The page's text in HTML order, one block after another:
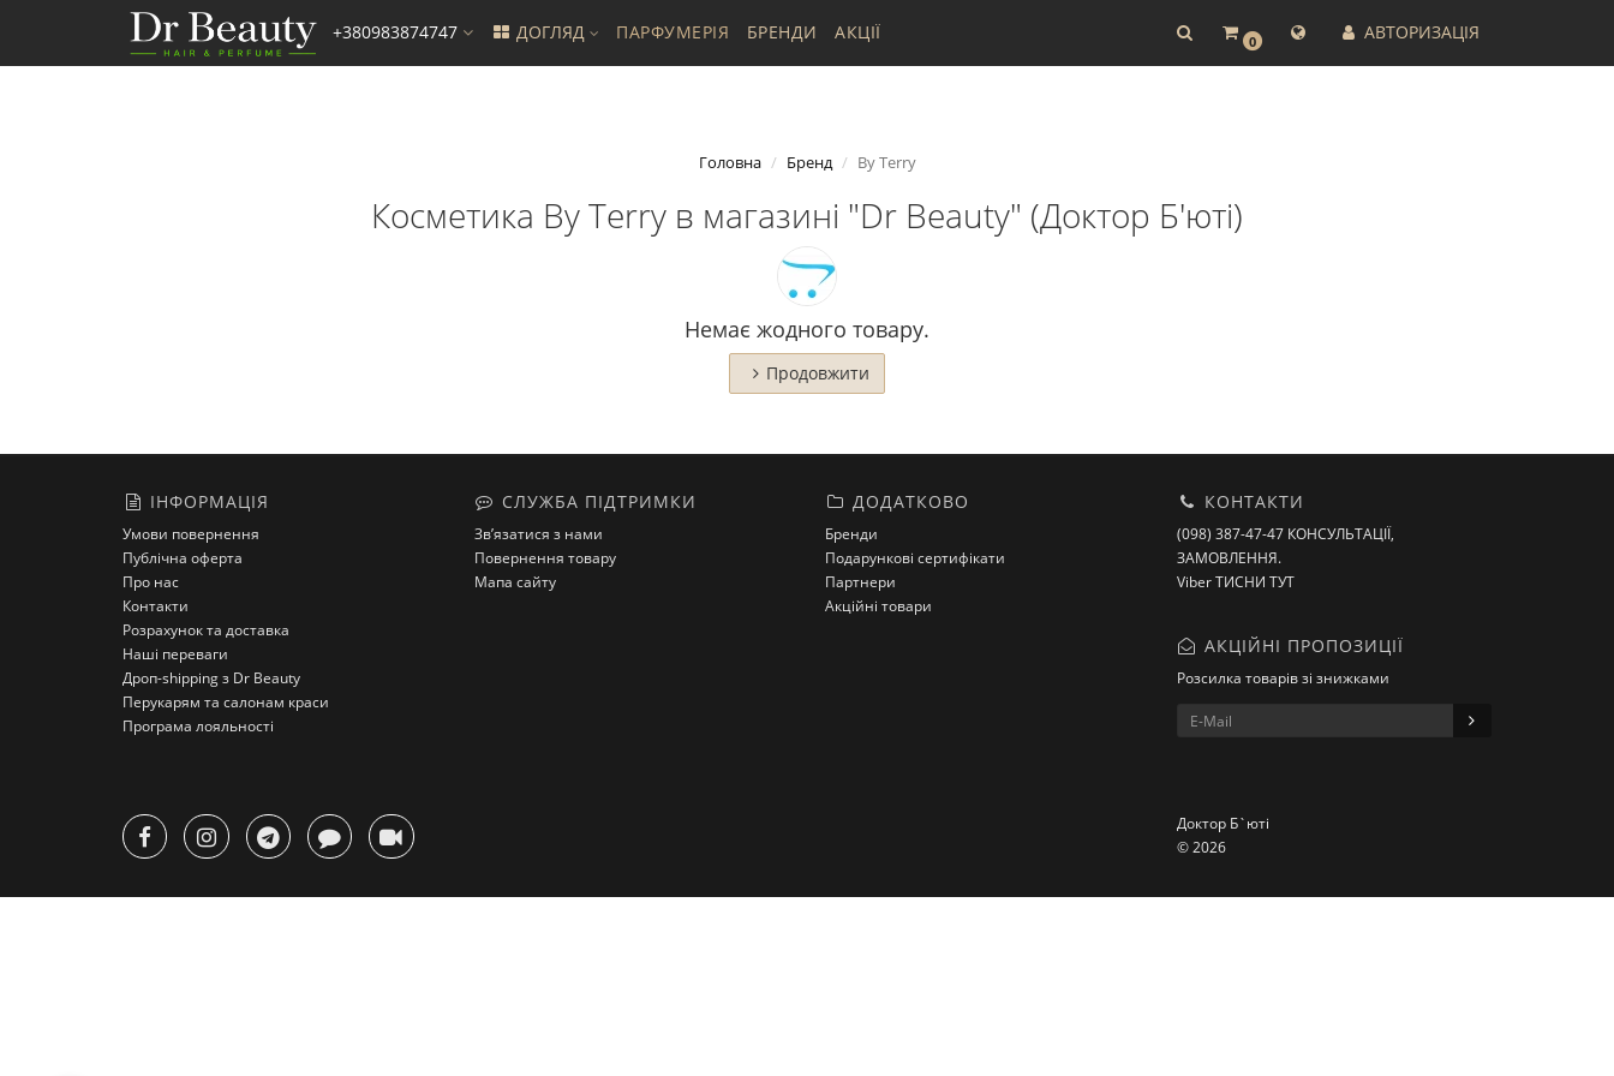
0 АВТОРИЗАЦІЯ
+380983874747 ДОГЛЯД ПАРФУМЕРІЯ БРЕНДИ АКЦІЇ
Головна Бренд By Terry
Косметика By Terry в магазині "Dr Beauty" (Доктор Б'юті)
Немає жодного товару.
Продовжити
ІНФОРМАЦІЯ
Умови повернення
Публічна оферта
Про нас
Контакти
Розрахунок та доставка
Наші переваги
Дроп-shipping з Dr Beauty
Перукарям та салонам краси
Програма лояльності
СЛУЖБА ПІДТРИМКИ
Зв’язатися з нами
Повернення товару
Мапа сайту
ДОДАТКОВО
Бренди
Подарункові сертифікати
Партнери
Акційні товари
КОНТАКТИ
(098) 387-47-47 КОНСУЛЬТАЦІЇ,
ЗАМОВЛЕННЯ.
Viber ТИСНИ ТУТ
АКЦІЙНІ ПРОПОЗИЦІЇ
Розсилка товарів зі знижками
Доктор Б`юті
© 2026